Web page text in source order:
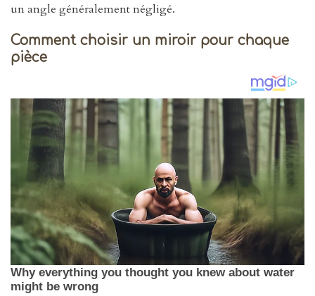
un angle généralement négligé.
Comment choisir un miroir pour chaque
pièce